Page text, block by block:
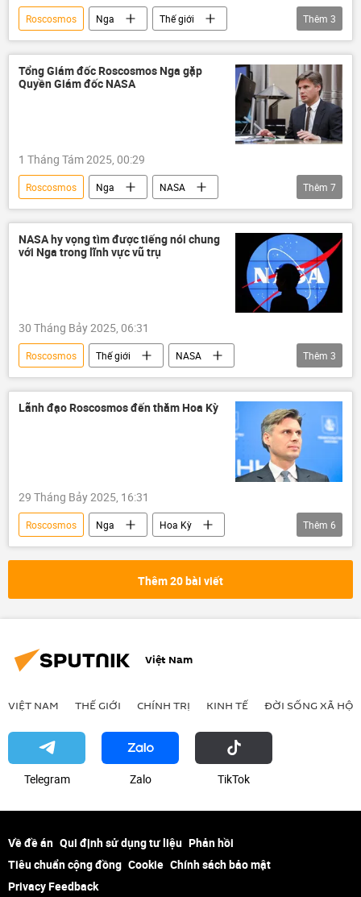
Roscosmos Nga
Thế giới
NASA
vũ trụ
công nghệ
Hoa Kỳ
Thêm 3
Tổng Giám đốc Roscosmos Nga gặp
Quyền Giám đốc NASA
1 Tháng Tám 2025, 00:29
Roscosmos Nga
NASA
thông tin
Hoa Kỳ
Thế giới
phương Tây
hợp tác
vũ trụ
ISS
Thêm 7
NASA hy vọng tìm được tiếng nói chung
với Nga trong lĩnh vực vũ trụ
30 Tháng Bảy 2025, 06:31
Roscosmos Thế giới
NASA
Nga
vũ trụ
Khoa học
Hoa Kỳ
Thêm 3
Lãnh đạo Roscosmos đến thăm Hoa Kỳ
29 Tháng Bảy 2025, 16:31
Roscosmos Nga
Hoa Kỳ
Chính trị
NASA
Thế giới
Thêm 6
Thêm 20 bài viết
Việt Nam
VIỆT NAM THẾ GIỚI CHÍNH TRỊ KINH TẾ ĐỜI SỐNG XÃ HỘI
Telegram Zalo ТikТоk
Về đề án Qui định sử dụng tư liệu Phản hồi
Tiêu chuẩn cộng đồng Cookie Chính sách bảo mật
Privacy Feedback